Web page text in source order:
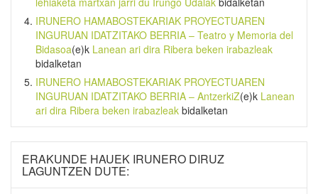
IRUNERO HAMABOSTEKARIAK PROYECTUAREN
INGURUAN IDATZITAKO BERRIA – Teatro y Memoria del
Bidasoa(e)k Lanean ari dira Ribera beken irabazleak
bidalketan
IRUNERO HAMABOSTEKARIAK PROYECTUAREN
INGURUAN IDATZITAKO BERRIA – AntzerkiZ(e)k Lanean
ari dira Ribera beken irabazleak bidalketan
ERAKUNDE HAUEK IRUNERO DIRUZ
LAGUNTZEN DUTE: